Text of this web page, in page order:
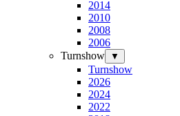
2014
2010
2008
2006
Turnshow
▼
Turnshow
2026
2024
2022